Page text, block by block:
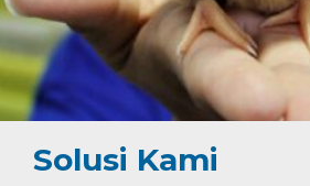
Solusi Kami